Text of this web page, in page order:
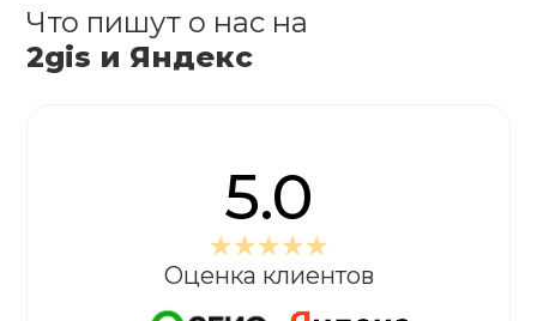
Что пишут о нас на
2gis и Яндекс
5.0
Оценка клиентов